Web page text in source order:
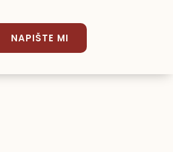
NAPIŠTE MI